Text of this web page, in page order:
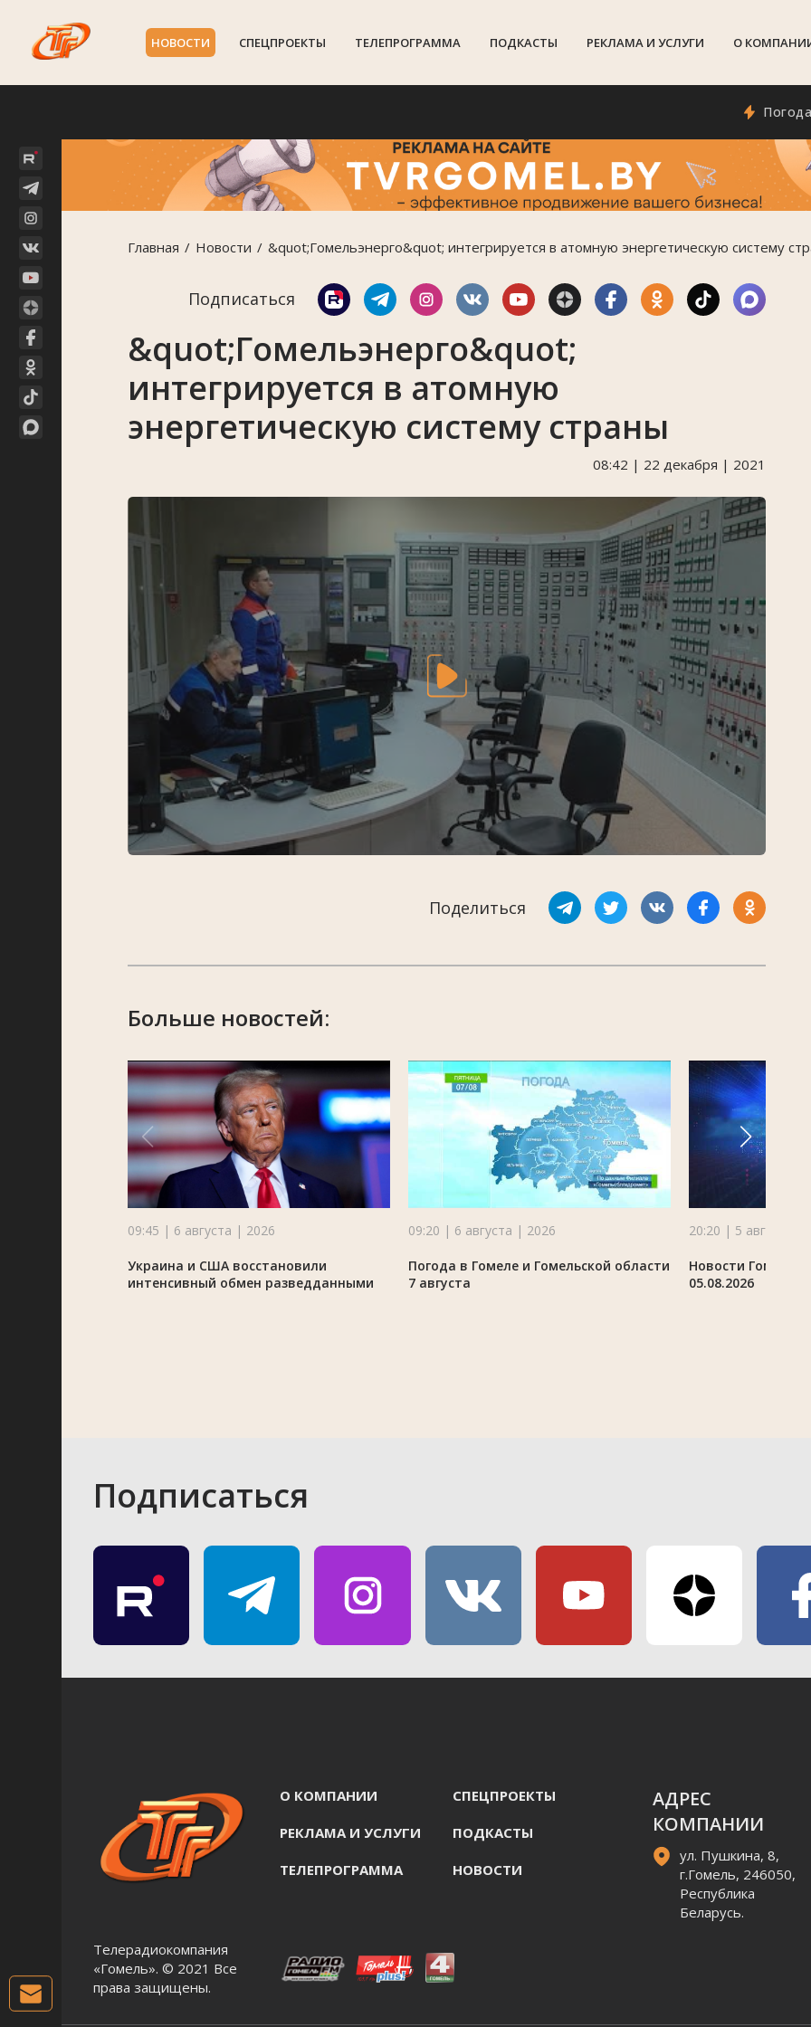
НОВОСТИ СПЕЦПРОЕКТЫ ТЕЛЕПРОГРАММА ПОДКАСТЫ РЕКЛАМА И УСЛУГИ О
Погода в
Главная Новости &quot;Гомельэнерго&quot; интегрируется в атомную энергетическую систему
Подписаться
&quot;Гомельэнерго&quot;
интегрируется в атомную
энергетическую систему страны
08:42 | 22 декабря | 2021
Поделиться
Больше новостей:
09:45 | 6 августа | 2026
Украина и США восстановили
интенсивный обмен разведданными
09:20 | 6 августа | 2026
Погода в Гомеле и Гомельской области
7 августа
20:20 | 5 августа |
Новости
05.08.2026
Подписаться
Телерадиокомпания
«Гомель». © 2021 Все
права защищены.
О КОМПАНИИ СПЕЦПРОЕКТЫ
РЕКЛАМА И УСЛУГИ ПОДКАСТЫ
ТЕЛЕПРОГРАММА НОВОСТИ
АДРЕС
КОМПАНИИ
ул. Пушкина, 8,
г.Гомель, 246050,
Республика
Беларусь.